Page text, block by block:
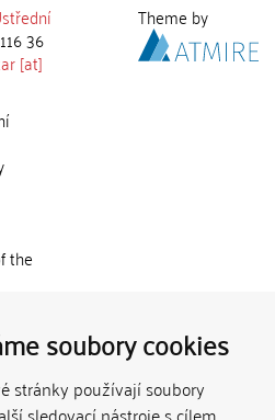
soubory cookies
stránky používají soubory
36
[at]
the
k
Theme by